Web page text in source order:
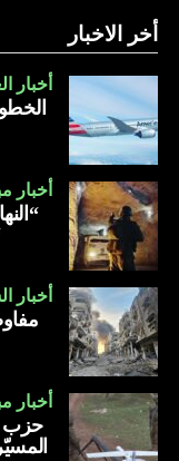
أخر الاخبار
أخبار
أخبار
أخبار
أخبار
حزب